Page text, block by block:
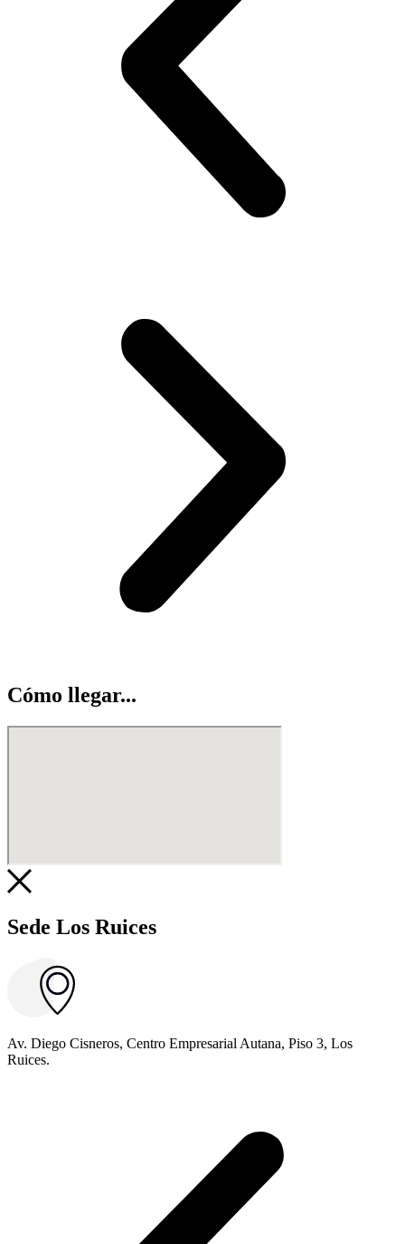
Cómo llegar...
Sede Los Ruices
Av. Diego Cisneros, Centro Empresarial Autana, Piso 3, Los
Ruices.